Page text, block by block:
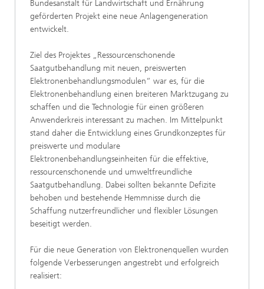
Bundesanstalt für Landwirtschaft und Ernährung
geförderten Projekt eine neue Anlagengeneration
entwickelt.
Ziel des Projektes „Ressourcenschonende
Saatgutbehandlung mit neuen, preiswerten
Elektronenbehandlungsmodulen“ war es, für die
Elektronenbehandlung einen breiteren Marktzugang zu
schaffen und die Technologie für einen größeren
Anwenderkreis interessant zu machen. Im Mittelpunkt
stand daher die Entwicklung eines Grundkonzeptes für
preiswerte und modulare
Elektronenbehandlungseinheiten für die effektive,
ressourcenschonende und umweltfreundliche
Saatgutbehandlung. Dabei sollten bekannte Defizite
behoben und bestehende Hemmnisse durch die
Schaffung nutzerfreundlicher und flexibler Lösungen
beseitigt werden.
Für die neue Generation von Elektronenquellen wurden
folgende Verbesserungen angestrebt und erfolgreich
realisiert: